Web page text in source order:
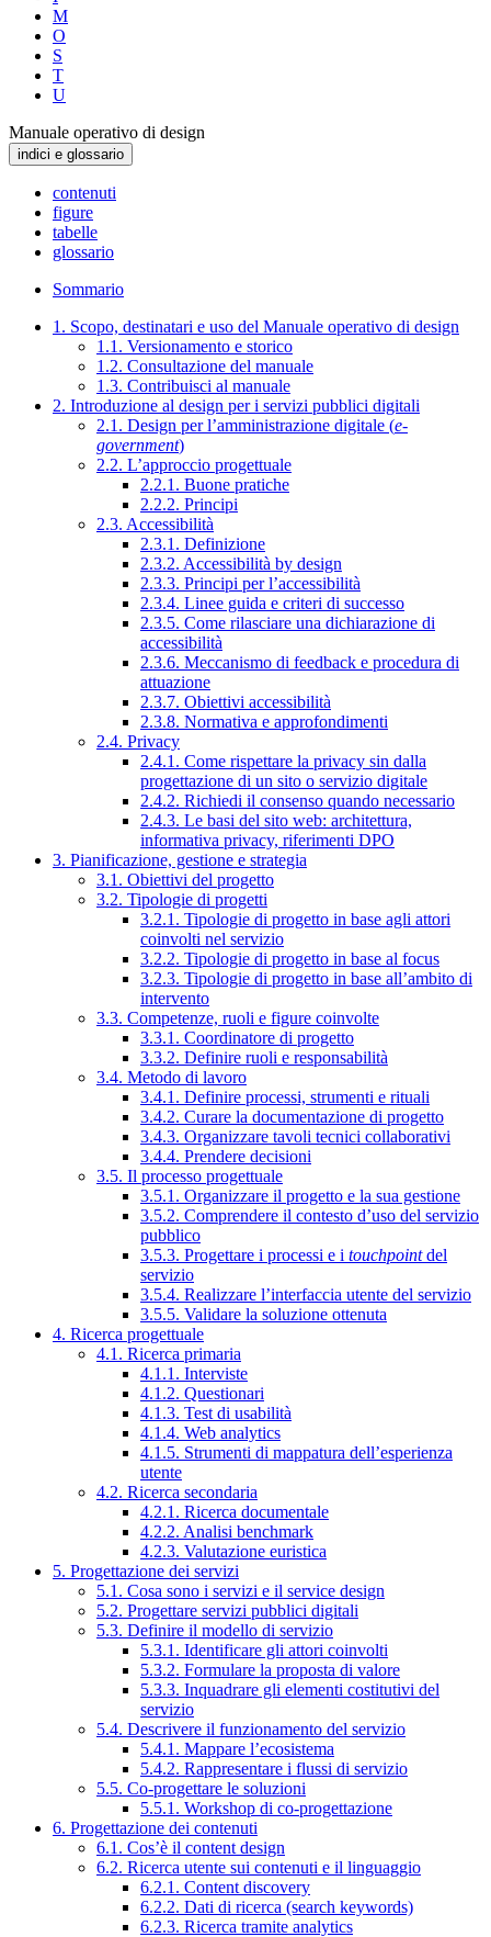
M
O
S
T
U
Manuale operativo di design
indici e glossario
contenuti
figure
tabelle
glossario
Sommario
1. Scopo, destinatari e uso del Manuale operativo di design
1.1. Versionamento e storico
1.2. Consultazione del manuale
1.3. Contribuisci al manuale
2. Introduzione al design per i servizi pubblici digitali
2.1. Design per l’amministrazione digitale (e-
government)
2.2. L’approccio progettuale
2.2.1. Buone pratiche
2.2.2. Principi
2.3. Accessibilità
2.3.1. Definizione
2.3.2. Accessibilità by design
2.3.3. Principi per l’accessibilità
2.3.4. Linee guida e criteri di successo
2.3.5. Come rilasciare una dichiarazione di
accessibilità
2.3.6. Meccanismo di feedback e procedura di
attuazione
2.3.7. Obiettivi accessibilità
2.3.8. Normativa e approfondimenti
2.4. Privacy
2.4.1. Come rispettare la privacy sin dalla
progettazione di un sito o servizio digitale
2.4.2. Richiedi il consenso quando necessario
2.4.3. Le basi del sito web: architettura,
informativa privacy, riferimenti DPO
3. Pianificazione, gestione e strategia
3.1. Obiettivi del progetto
3.2. Tipologie di progetti
3.2.1. Tipologie di progetto in base agli attori
coinvolti nel servizio
3.2.2. Tipologie di progetto in base al focus
3.2.3. Tipologie di progetto in base all’ambito di
intervento
3.3. Competenze, ruoli e figure coinvolte
3.3.1. Coordinatore di progetto
3.3.2. Definire ruoli e responsabilità
3.4. Metodo di lavoro
3.4.1. Definire processi, strumenti e rituali
3.4.2. Curare la documentazione di progetto
3.4.3. Organizzare tavoli tecnici collaborativi
3.4.4. Prendere decisioni
3.5. Il processo progettuale
3.5.1. Organizzare il progetto e la sua gestione
3.5.2. Comprendere il contesto d’uso del servizio
pubblico
3.5.3. Progettare i processi e i touchpointdel
servizio
3.5.4. Realizzare l’interfaccia utente del servizio
3.5.5. Validare la soluzione ottenuta
4. Ricerca progettuale
4.1. Ricerca primaria
4.1.1. Interviste
4.1.2. Questionari
4.1.3. Test di usabilità
4.1.4. Web analytics
4.1.5. Strumenti di mappatura dell’esperienza
utente
4.2. Ricerca secondaria
4.2.1. Ricerca documentale
4.2.2. Analisi benchmark
4.2.3. Valutazione euristica
5. Progettazione dei servizi
5.1. Cosa sono i servizi e il service design
5.2. Progettare servizi pubblici digitali
5.3. Definire il modello di servizio
5.3.1. Identificare gli attori coinvolti
5.3.2. Formulare la proposta di valore
5.3.3. Inquadrare gli elementi costitutivi del
servizio
5.4. Descrivere il funzionamento del servizio
5.4.1. Mappare l’ecosistema
5.4.2. Rappresentare i flussi di servizio
5.5. Co-progettare le soluzioni
5.5.1. Workshop di co-progettazione
6. Progettazione dei contenuti
6.1. Cos’è il content design
6.2. Ricerca utente sui contenuti e il linguaggio
6.2.1. Content discovery
6.2.2. Dati di ricerca (search keywords)
6.2.3. Ricerca tramite analytics